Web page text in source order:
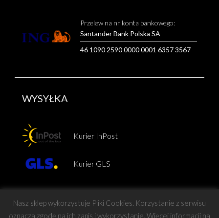
Przelew na nr konta bankowego:
Santander Bank Polska SA
46 1090 2590 0000 0001 6357 3567
WYSYŁKA
Kurier InPost
Kurier GLS
Nasz sklep wykorzystuje Pliki Cookies. Korzystanie z serwisu
oznacza zgodę na ich zapis i wykorzystanie. Więcej informacji na